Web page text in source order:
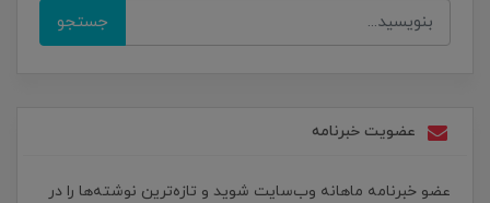
جستجو
عضویت خبرنامه
عضو خبرنامه ماهانه وب‌سایت شوید و تازه‌ترین نوشته‌ها را در